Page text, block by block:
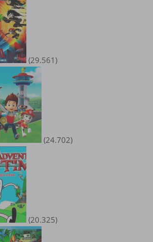
(29.561)
(24.702)
(20.325)